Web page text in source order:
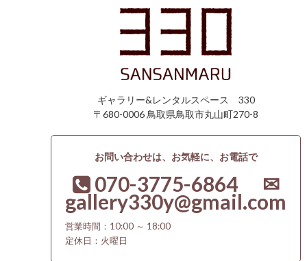
ギャラリー&レンタルスペース 330
〒680-0006 鳥取県鳥取市丸山町270-8
お問い合わせは、お気軽に、お電話で
070-3775-6864 ✉
gallery330y@gmail.com
営業時間：10:00 ～ 18:00
定休日：火曜日